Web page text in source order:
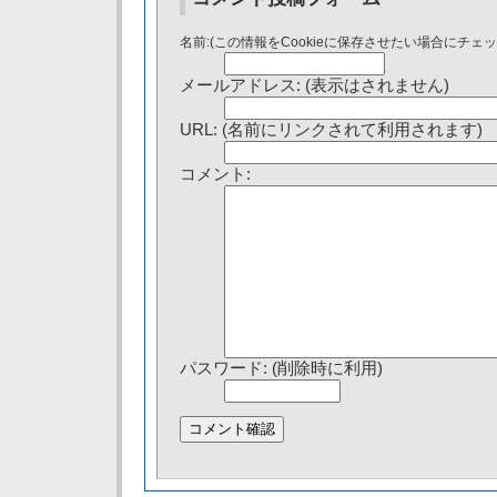
名前:(この情報をCookieに保存させたい場合にチェ
メールアドレス: (表示はされません)
URL: (名前にリンクされて利用されます)
コメント:
パスワード: (削除時に利用)